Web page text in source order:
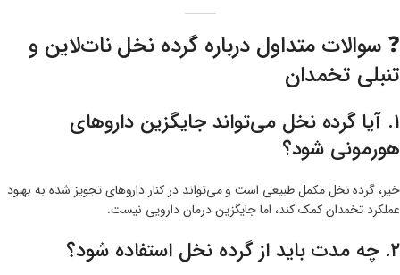
❓ سوالات متداول درباره گرده نخل نات‌لاین و
تنبلی تخمدان
۱. آیا گرده نخل می‌تواند جایگزین داروهای
هورمونی شود؟
خیر، گرده نخل مکمل طبیعی است و می‌تواند در کنار داروهای تجویز شده به بهبود
عملکرد تخمدان کمک کند، اما جایگزین درمان دارویی نیست.
۲. چه مدت باید از گرده نخل استفاده شود؟